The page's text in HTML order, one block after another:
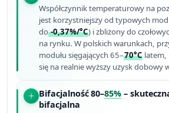
Współczynnik temperaturowy na
jest korzystniejszy od typowych
do-0,37%/°C) i zbliżony do
na rynku. W polskich warunkach,
modułu sięgających 65–70°C latem,
się na realnie wyższy uzysk dobowy
Bifacjalność 80–85% –
bifacjalna